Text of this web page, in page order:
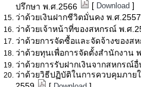
ปรึกษา พ.ศ.2566 [ Download ]
ว่าด้วยเงินฝากชีวิตมั่นคง พ.ศ.2557
ว่าด้วยเจ้าหน้าที่ของสหกรณ์ พ.ศ
ว่าด้วยการจัดซื้อและจัดจ้างของส
ว่าด้วยทุนเพื่อการจัดตั้งสำนักงาน
ว่าด้วยการรับฝากเงินจากสหกรณ์
ว่าด้วยวิธีปฏิบัติในการควบคุมภาย